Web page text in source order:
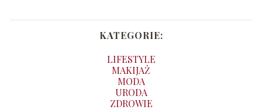
KATEGORIE:
LIFESTYLE
MAKIJAŻ
MODA
URODA
ZDROWIE